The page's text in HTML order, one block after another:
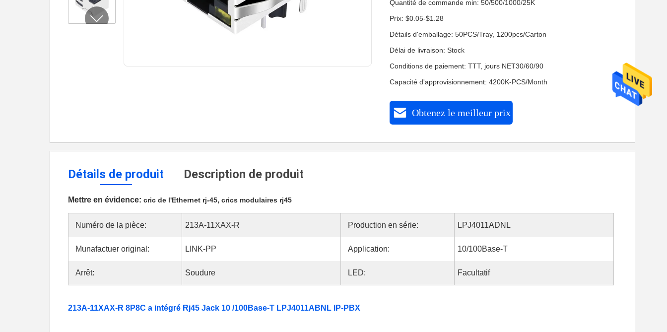
Quantité de commande min: 50/500/1000/25K
Prix: $0.05-$1.28
Détails d'emballage: 50PCS/Tray, 1200pcs/Carton
Délai de livraison: Stock
Conditions de paiement: TTT, jours NET30/60/90
Capacité d'approvisionnement: 4200K-PCS/Month
Obtenez le meilleur prix
Détails de produit Description de produit
Mettre en évidence: cric de l'Ethernet rj-45, crics modulaires rj45
Numéro de la pièce: 213A-11XAX-R Production en série: LPJ4011ADNL
Munafactuer original: LINK-PP Application: 10/100Base-T
Arrêt: Soudure LED: Facultatif
213A-11XAX-R 8P8C a intégré Rj45 Jack 10 /100Base-T LPJ4011ABNL IP-PBX